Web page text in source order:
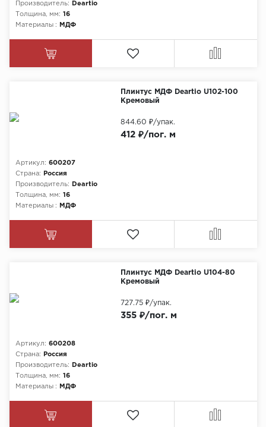
Производитель:
Deartio
Толщина, мм: 16
Материалы :
МДФ
Плинтус МДФ Deartio U102-100
Кремовый
Артикул: 600207
Страна:
Россия
Производитель:
Deartio
Толщина, мм: 16
Материалы :
МДФ
412 ₽/пог. м
844.60 ₽/упак.
Плинтус МДФ Deartio U104-80
Кремовый
Артикул: 600208
Страна:
Россия
Производитель:
Deartio
Толщина, мм: 16
Материалы :
МДФ
355 ₽/пог. м
727.75 ₽/упак.